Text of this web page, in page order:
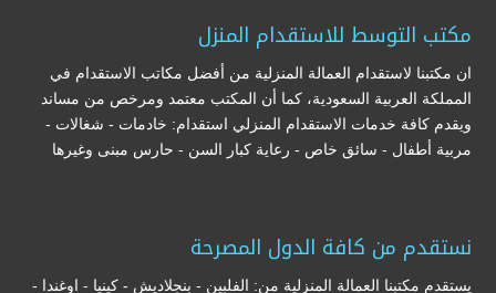
مكتب التوسط للاستقدام المنزل
ان مكتبنا لاستقدام العمالة المنزلية من أفضل مكاتب الاستقدام في
المملكة العربية السعودية، كما أن المكتب معتمد ومرخص من مساند
ويقدم كافة خدمات الاستقدام المنزلي استقدام: خادمات - شغالات -
مربية أطفال - سائق خاص - رعاية كبار السن - حارس مبنى وغيرها
نستقدم من كافة الدول المصرحة
يستقدم مكتبنا العمالة المنزلية من: الفلبين - بنجلاديش - كينيا - اوغندا -